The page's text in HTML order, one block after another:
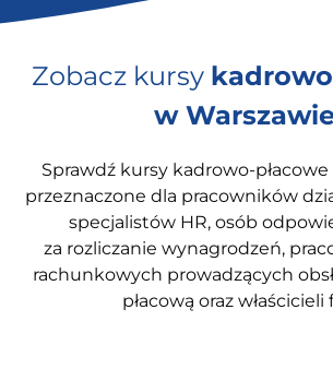
Zobacz kursy
w
Sprawdź kursy kadrowo-płacowe
przeznaczone dla pracowników
specjalistów HR, osób
za rozliczanie wynagrodzeń,
rachunkowych prowadzących
płacową oraz właścicieli